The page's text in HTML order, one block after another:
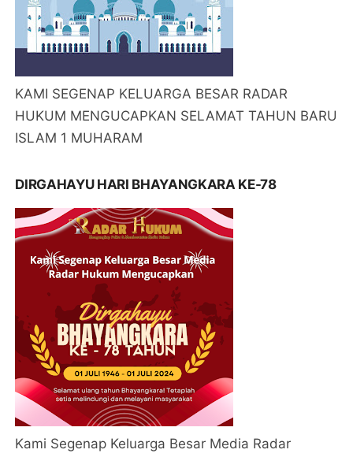
KAMI SEGENAP KELUARGA BESAR RADAR
HUKUM MENGUCAPKAN SELAMAT TAHUN BARU
ISLAM 1 MUHARAM
DIRGAHAYU HARI BHAYANGKARA KE-78
Kami Segenap Keluarga Besar Media Radar